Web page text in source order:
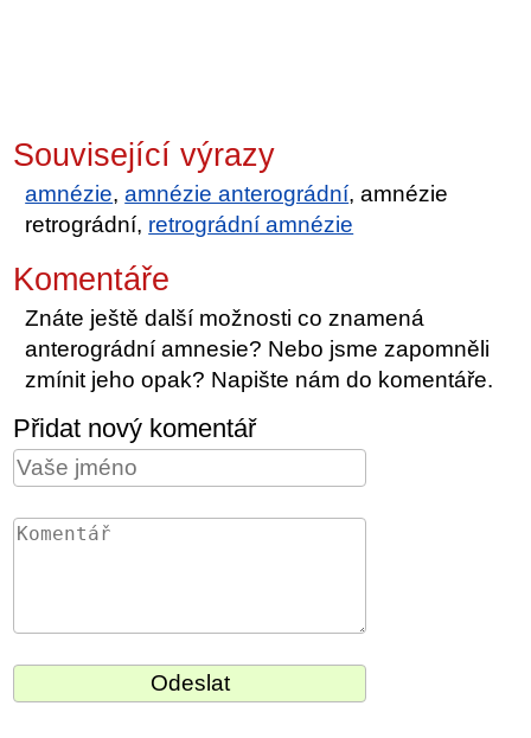
Související výrazy
amnézie,amnézie anterográdní, amnézie
retrográdní, retrográdní amnézie
Komentáře
Znáte ještě další možnosti co znamená
anterográdní amnesie? Nebo jsme zapomněli
zmínit jeho opak? Napište nám do komentáře.
Přidat nový komentář